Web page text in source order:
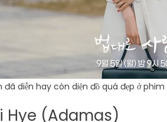
Hye (Adamas)